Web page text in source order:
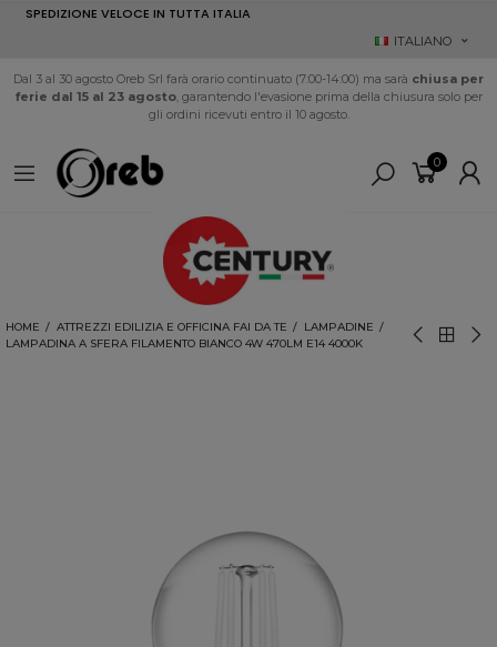
SPEDIZIONE VELOCE IN TUTTA ITALIA
ITALIANO
Dal 3 al 30 agosto Oreb Srl farà orario continuato (7:00-14:00) ma sarà chiusa per
ferie dal 15 al 23 agosto, garantendo l'evasione prima della chiusura solo per
gli ordini ricevuti entro il 10 agosto.
0
HOME ATTREZZI EDILIZIA E OFFICINA FAI DA TE
LAMPADINE
LAMPADINA A SFERA FILAMENTO BIANCO 4W 470LM E14 4000K